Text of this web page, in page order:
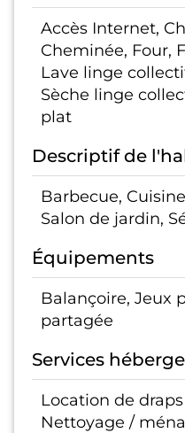
Accès Internet,
Cheminée, Four,
Lave linge
Sèche linge
plat
Descriptif de
Barbecue,
Salon de jardin,
Équipements
Balançoire, Jeux
partagée
Services
Location de
Nettoyage /